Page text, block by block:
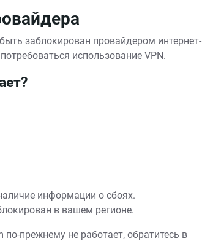
заблокирован провайдером интернет-
использование VPN.
информации о сбоях.
в вашем регионе.
по-прежнему не работает, обратитесь в